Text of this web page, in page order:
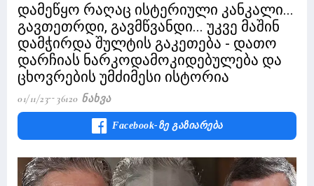
დამეწყო რაღაც ისტერიული კანკალი...
გავთეთრდი, გავმწვანდი... უკვე მაშინ
დამჭირდა შულტის გაკეთება - დათო
დარჩიას ნარკოდამოკიდებულება და
ცხოვრების უმძიმესი ისტორია
01/11/23 36120 Ნახვა
Facebook-Ზე Გაზიარება